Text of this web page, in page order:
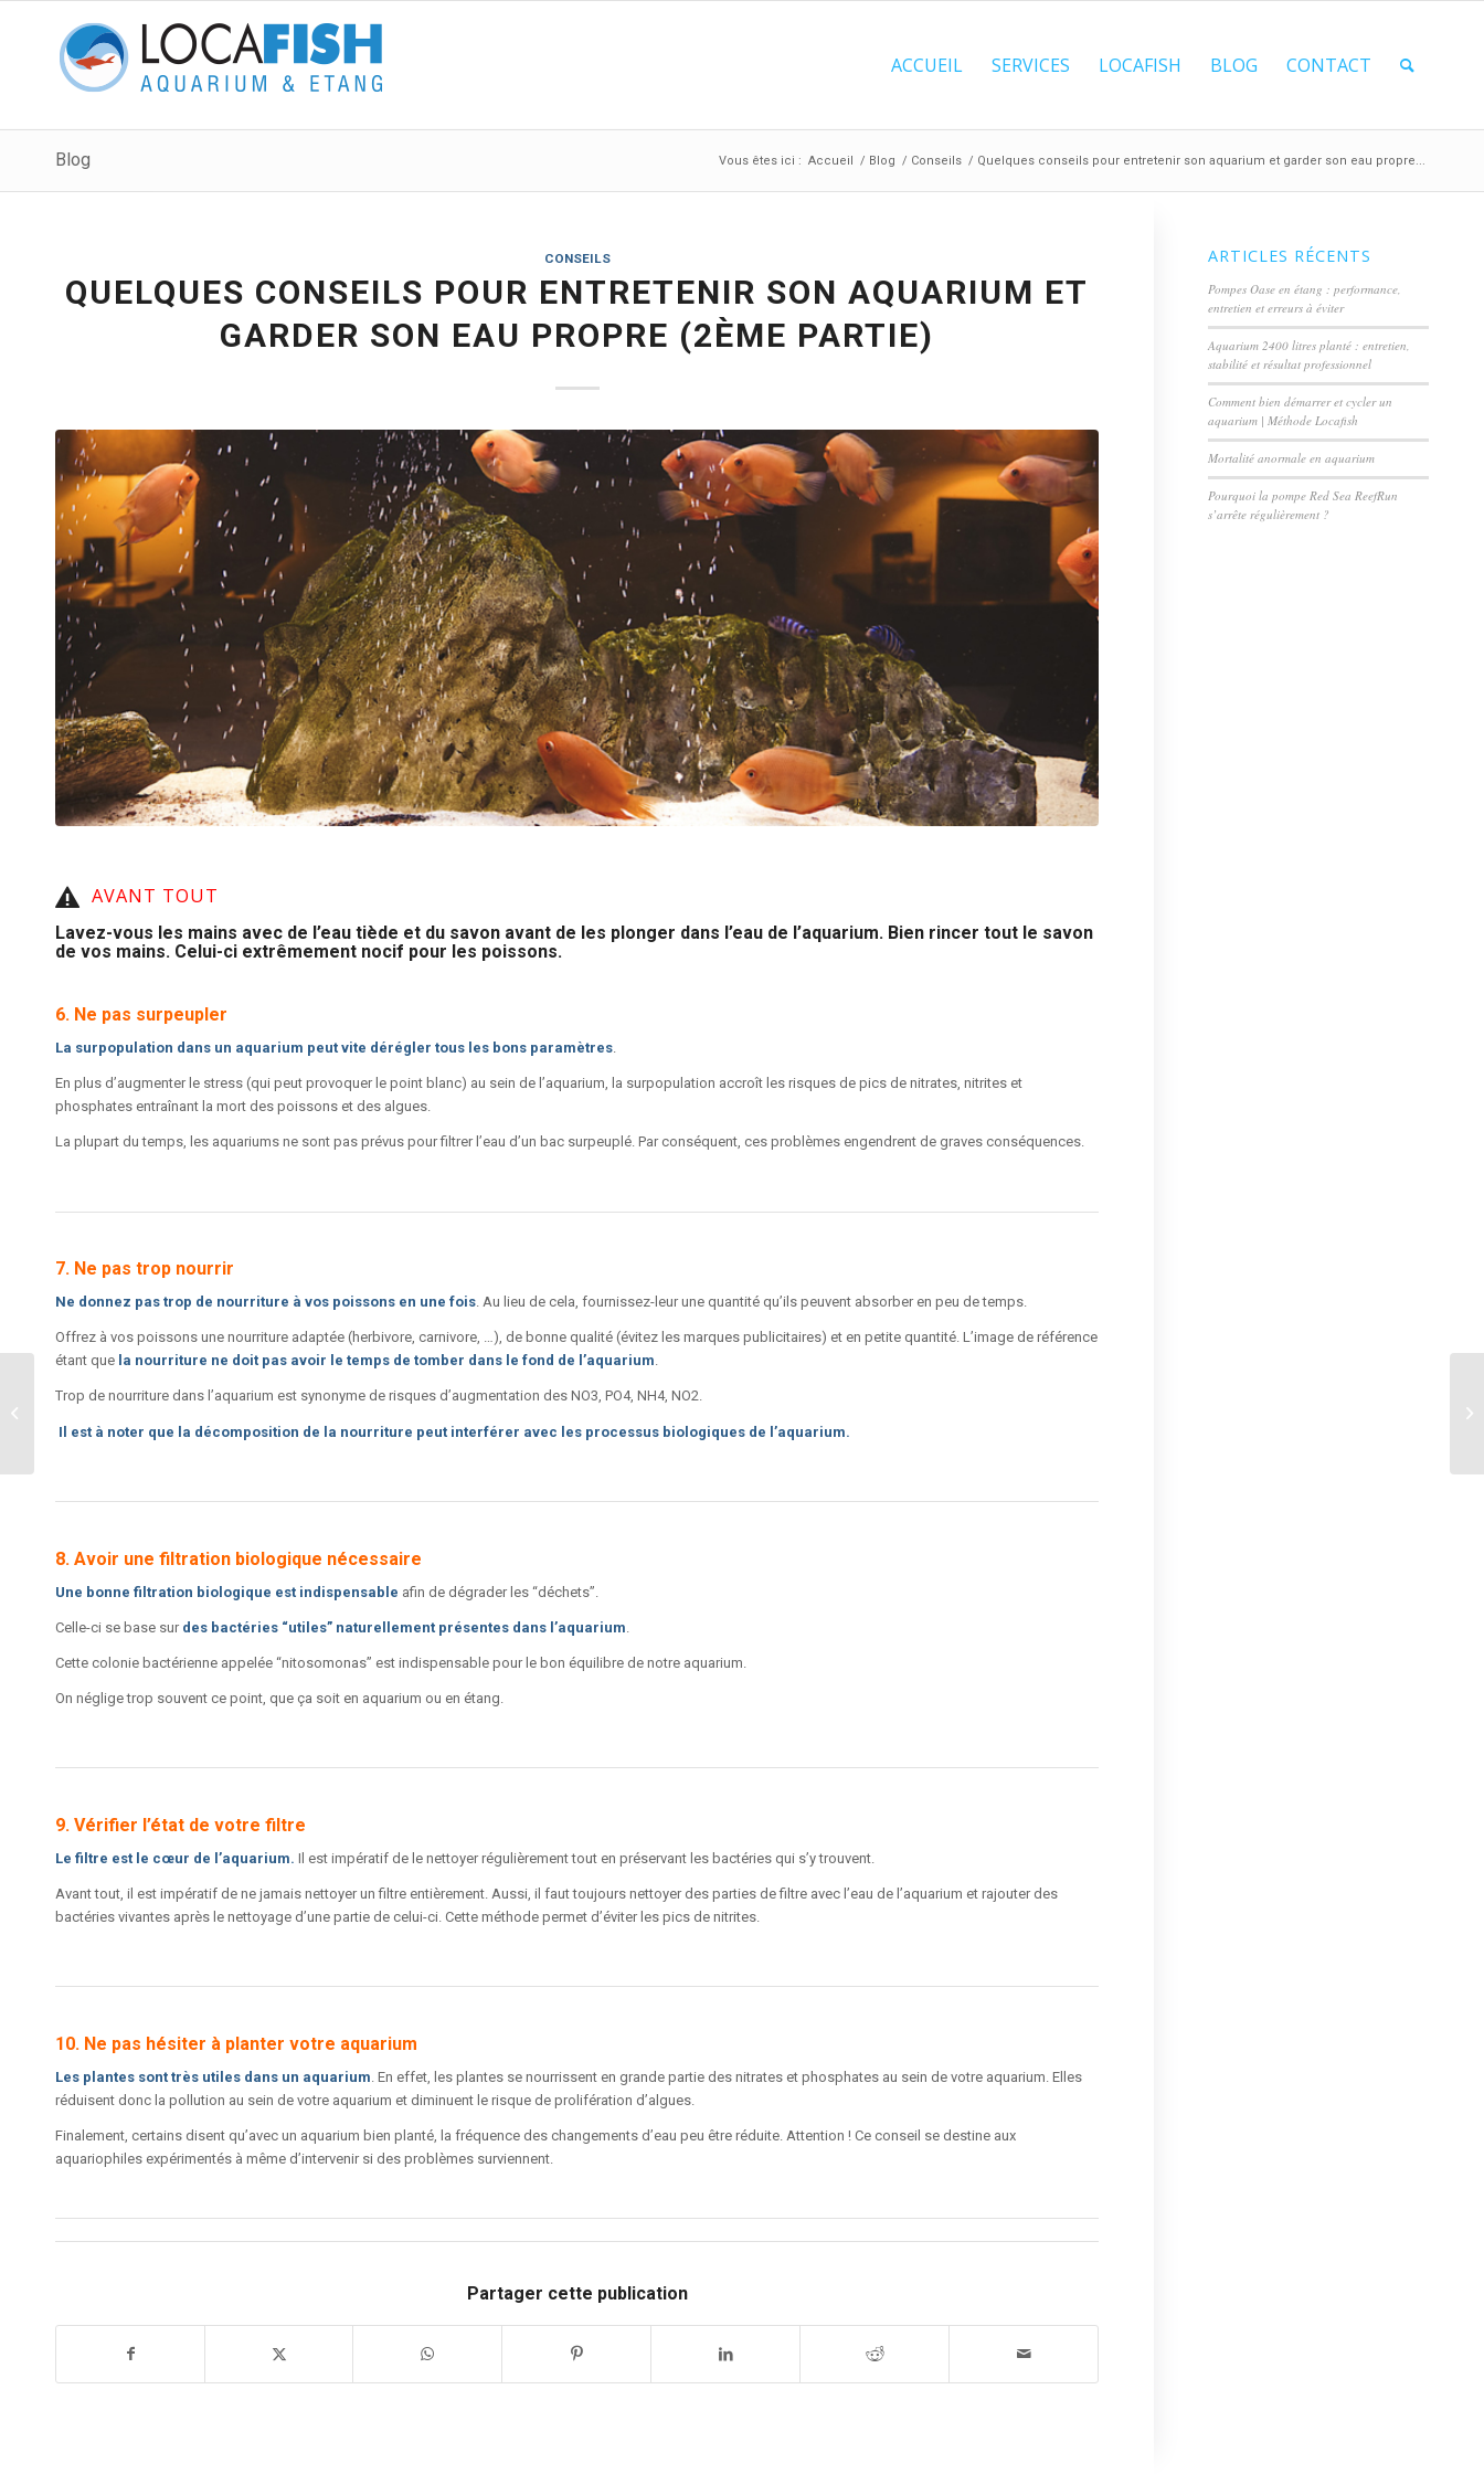
ACCUEIL SERVICES LOCAFISH BLOG CONTACT
Blog Vous êtes ici : Accueil / Blog / Conseils / Quelques conseils pour entretenir son aquarium et garder son eau propre...
CONSEILS
QUELQUES CONSEILS POUR ENTRETENIR SON AQUARIUM ET
GARDER SON EAU PROPRE (2ÈME PARTIE)
AVANT TOUT
Lavez-vous les mains avec de l’eau tiède et du savon avant de les plonger dans l’eau de l’aquarium. Bien rincer tout le savon
de vos mains. Celui-ci extrêmement nocif pour les poissons.
6. Ne pas surpeupler
La surpopulation dans un aquarium peut vite dérégler tous les bons paramètres.
En plus d’augmenter le stress (qui peut provoquer le point blanc) au sein de l’aquarium, la surpopulation accroît les risques de pics de nitrates, nitrites et
phosphates entraînant la mort des poissons et des algues.
La plupart du temps, les aquariums ne sont pas prévus pour filtrer l’eau d’un bac surpeuplé. Par conséquent, ces problèmes engendrent de graves conséquences.
7. Ne pas trop nourrir
Ne donnez pas trop de nourriture à vos poissons en une fois. Au lieu de cela, fournissez-leur une quantité qu’ils peuvent absorber en peu de temps.
Offrez à vos poissons une nourriture adaptée (herbivore, carnivore, …), de bonne qualité (évitez les marques publicitaires) et en petite quantité. L’image de référence
étant que la nourriture ne doit pas avoir le temps de tomber dans le fond de l’aquarium.
Trop de nourriture dans l’aquarium est synonyme de risques d’augmentation des NO3, PO4, NH4, NO2.
Il est à noter que la décomposition de la nourriture peut interférer avec les processus biologiques de l’aquarium.
8. Avoir une filtration biologique nécessaire
Une bonne filtration biologique est indispensable afin de dégrader les “déchets”.
Celle-ci se base sur des bactéries “utiles” naturellement présentes dans l’aquarium
Cette colonie bactérienne appelée “nitosomonas” est indispensable pour le bon équilibre de notre aquarium.
On néglige trop souvent ce point, que ça soit en aquarium ou en étang.
9. Vérifier l’état de votre filtre
Le filtre est le cœur de l’aquarium. Il est impératif de le nettoyer régulièrement tout en préservant les bactéries qui s’y trouvent.
Avant tout, il est impératif de ne jamais nettoyer un filtre entièrement. Aussi, il faut toujours nettoyer des parties de filtre avec l’eau de l’aquarium et rajouter des
bactéries vivantes après le nettoyage d’une partie de celui-ci. Cette méthode permet d’éviter les pics de nitrites.
10. Ne pas hésiter à planter votre aquarium
Les plantes sont très utiles dans un aquarium . En effet, les plantes se nourrissent en grande partie des nitrates et phosphates au sein de votre aquarium. Elles
réduisent donc la pollution au sein de votre aquarium et diminuent le risque de prolifération d’algues.
Finalement, certains disent qu’avec un aquarium bien planté, la fréquence des changements d’eau peu être réduite. Attention ! Ce conseil se destine aux
aquariophiles expérimentés à même d’intervenir si des problèmes surviennent.
Partager cette publication
ARTICLES RÉCENTS
Pompes Oase en étang : performance,
entretien et erreurs à éviter
Aquarium 2400 litres planté : entretien,
stabilité et résultat professionnel
Comment bien démarrer et cycler un
aquarium | Méthode Locafish
Mortalité anormale en aquarium
Pourquoi la pompe Red Sea ReefRun
s’arrête régulièrement ?
entretenir son aquarium
et garder son eau